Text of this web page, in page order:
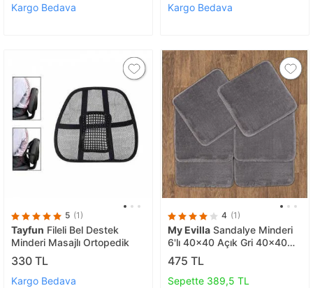
Kargo Bedava Kargo Bedava
5 (1)
Tayfun Fileli Bel Destek
Minderi Masajlı Ortopedik
330 TL
Kargo Bedava
4 (1)
My Evilla Sandalye Minderi
6'lı 40x40 Açık Gri 40x40
cm
475 TL
Sepette 389,5 TL